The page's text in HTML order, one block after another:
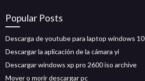
Popular Posts
Descarga de youtube para laptop windows 10
Descargar la aplicación de la cámara yi
Descargar windows xp pro 2600 iso archive
Mover o morir descargar pc